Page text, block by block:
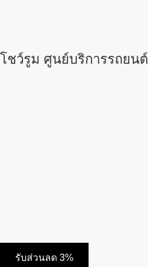
โชว์รูม ศูนย์บริการรถยนต์
รับส่วนลด 3%